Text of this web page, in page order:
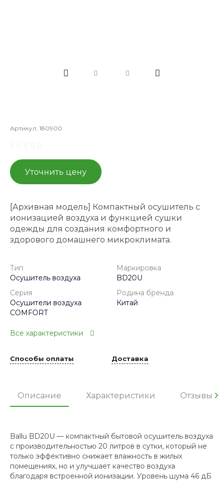
Артикул: 180900
Уточнить цену
[Архивная модель] Компактный осушитель с
ионизацией воздуха и функцией сушки
одежды для создания комфортного и
здорового домашнего микроклимата.
Тип
Осушитель воздуха
Маркировка
BD20U
Серия
Осушители воздуха
COMFORT
Родина бренда
Китай
Все характеристики
Способы оплаты Доставка
Описание Характеристики Отзывы
Ballu BD20U — компактный бытовой осушитель воздуха
с производительностью 20 литров в сутки, который не
только эффективно снижает влажность в жилых
помещениях, но и улучшает качество воздуха
благодаря встроенной ионизации. Уровень шума 46 дБ